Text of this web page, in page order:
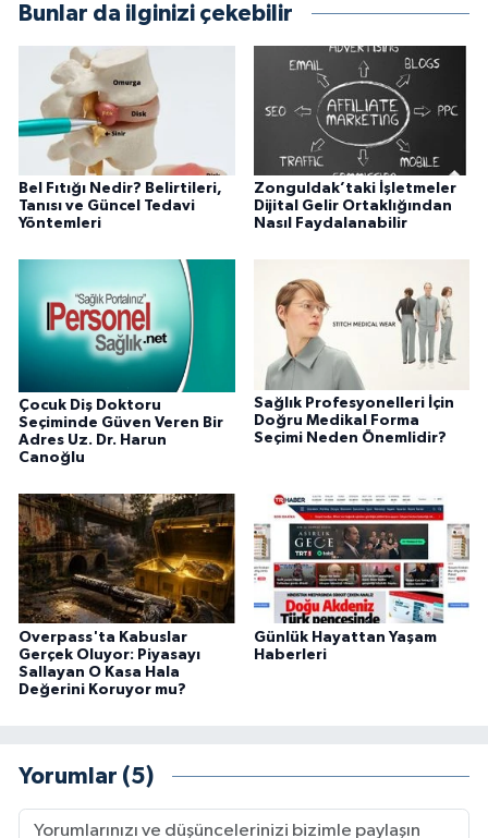
Bunlar da ilginizi çekebilir
Bel Fıtığı Nedir? Belirtileri,
Tanısı ve Güncel Tedavi
Yöntemleri
Zonguldak’taki İşletmeler
Dijital Gelir Ortaklığından
Nasıl Faydalanabilir
Çocuk Diş Doktoru
Seçiminde Güven Veren Bir
Adres Uz. Dr. Harun
Canoğlu
Sağlık Profesyonelleri İçin
Doğru Medikal Forma
Seçimi Neden Önemlidir?
Overpass'ta Kabuslar
Gerçek Oluyor: Piyasayı
Sallayan O Kasa Hala
Değerini Koruyor mu?
Günlük Hayattan Yaşam
Haberleri
Yorumlar (5)